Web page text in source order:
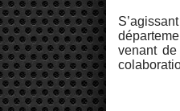
venant